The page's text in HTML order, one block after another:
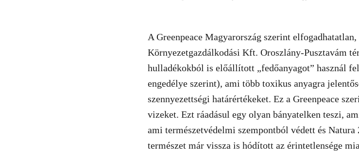
A Greenpeace Magyarország szerint
Környezetgazdálkodási Kft. Oroszlány-Pusztavám
hulladékokból is előállított „fedőanyagot” használ
engedélye szerint), ami több toxikus anyagra
szennyezettségi határértékeket. Ez a Greenpeace
vizeket. Ezt ráadásul egy olyan bányatelken teszi,
ami természetvédelmi szempontból védett és
természet már vissza is hódított az érintetlensége